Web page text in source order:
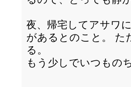
夜、帰宅してアサワ
があるとのこと。 た
る。
もう少しでいつもの